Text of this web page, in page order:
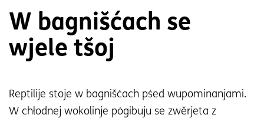
W bagnišćach se
wjele tšoj
Reptilije stoje w bagnišćach pśed wupominanjami.
W chłodnej wokolinje pógibuju se zwěrjeta z